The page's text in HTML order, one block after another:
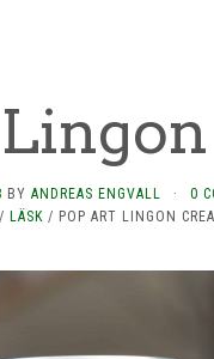
BY ANDREAS ENGVALL ·
0
/ LÄSK/ POP ART LINGON